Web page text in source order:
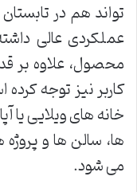
تواند هم در
عملکردی عالی
محصول، علاوه بر
کاربر نیز توجه کرده
خانه های ویلایی یا
ها، سالن ها و
می شود.